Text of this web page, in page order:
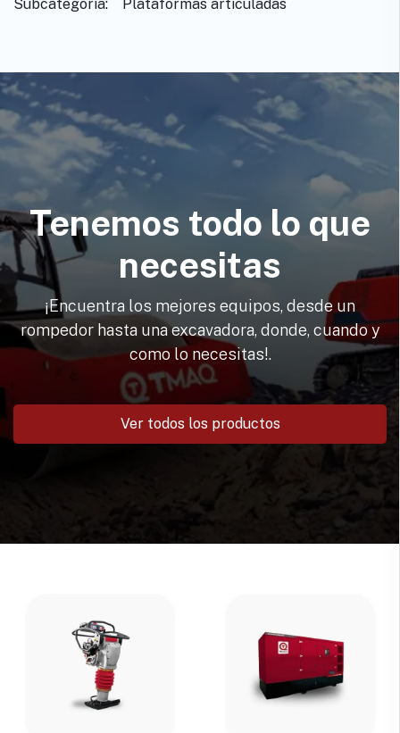
Subcategoría: ​ ​Plataformas articuladas
Tenemos todo lo que
necesitas
¡Encuentra los mejores equipos, desde un
rompedor hasta una excavadora, donde, cuando y
como lo necesitas!.
Ver todos los productos